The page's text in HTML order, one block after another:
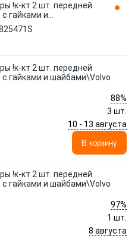
!к-кт 2 шт. передней
гайками и
AUBK825471S
!к-кт 2 шт. передней
гайками и шайбами\Volvo
88%
3 шт.
10 - 13 августа
В корзину
!к-кт 2 шт. передней
гайками и шайбами\Volvo
97%
1 шт.
8 августа